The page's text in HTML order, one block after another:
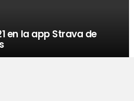
en la app Strava de